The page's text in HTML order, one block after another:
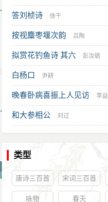
答刘桢诗 徐干
按视麋枣堰次韵 吕陶
拟赏花钓鱼诗 其六 彭汝砺
白杨口 尹耕
晚春卧病喜振上人见访 李益
和大参相公 刘过
类型
唐诗三百首 宋词三百首
咏物 春天